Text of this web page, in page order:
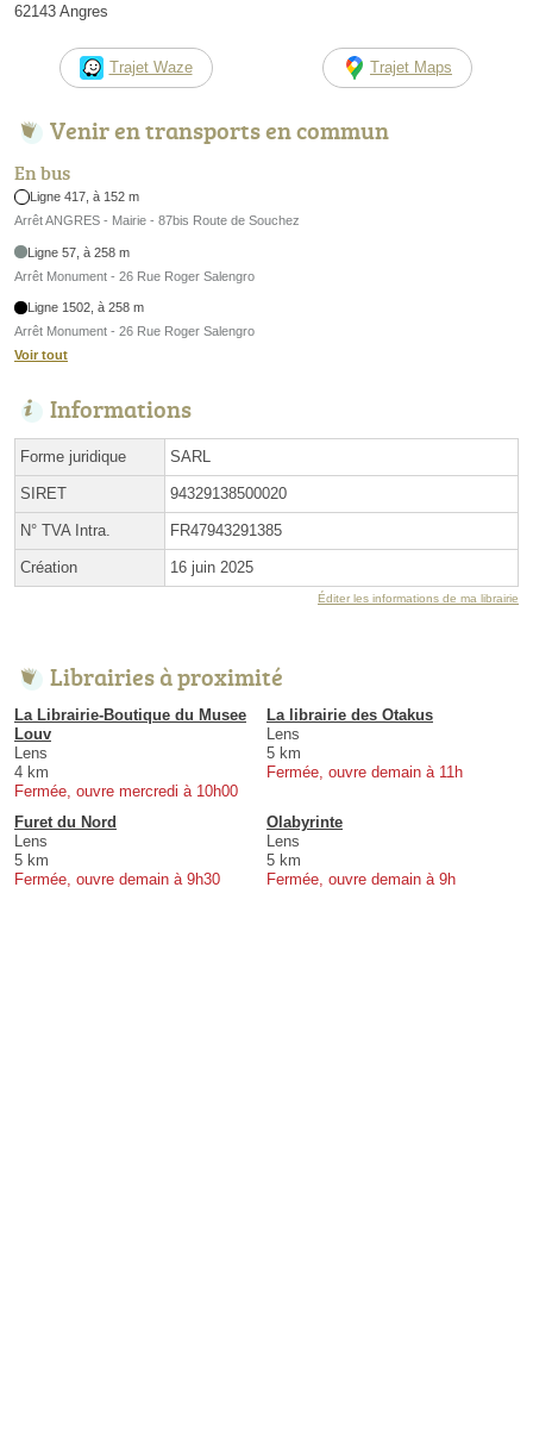
62143 Angres
Trajet Waze Trajet Maps
Venir en transports en commun
En bus
Ligne 417, à 152 m
Arrêt ANGRES - Mairie - 87bis Route de Souchez
Ligne 57, à 258 m
Arrêt Monument - 26 Rue Roger Salengro
Ligne 1502, à 258 m
Arrêt Monument - 26 Rue Roger Salengro
Voir tout
Informations
Forme juridique SARL
SIRET 94329138500020
N° TVA Intra. FR47943291385
Création 16 juin 2025
Éditer les informations de ma librairie
Librairies à proximité
La Librairie-Boutique du Musee
Louv
Lens
4 km
Fermée, ouvre mercredi à 10h00
La librairie des Otakus
Lens
5 km
Fermée, ouvre demain à 11h
Furet du Nord
Lens
5 km
Fermée, ouvre demain à 9h30
Olabyrinte
Lens
5 km
Fermée, ouvre demain à 9h